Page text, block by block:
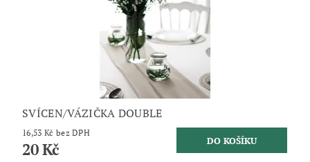
SVÍCEN/VÁZIČKA DOUBLE
16,53 Kč bez DPH
20 Kč